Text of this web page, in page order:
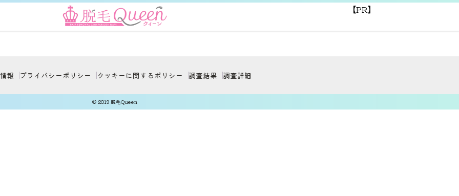
【PR】
報 プライバシーポリシー クッキーに関するポリシー 調査結果 調査詳細
© 2019 脱毛Queen